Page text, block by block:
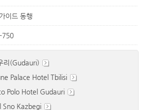
이드 동행
750
리(Gudauri)
Palace Hotel Tbilisi
Polo Hotel Gudauri
Sno Kazbegi